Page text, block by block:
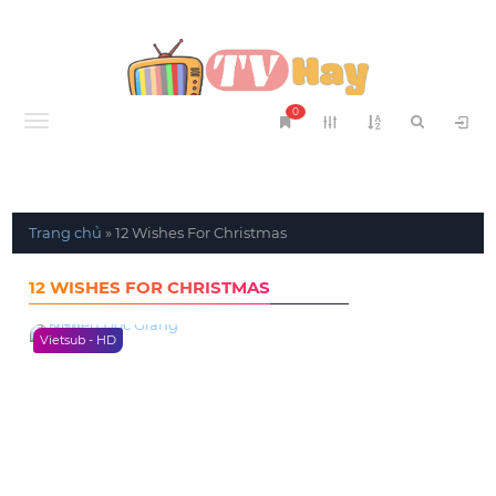
Menu
0
Trang chủ »12 Wishes For Christmas
12 WISHES FOR CHRISTMAS
Vietsub - HD